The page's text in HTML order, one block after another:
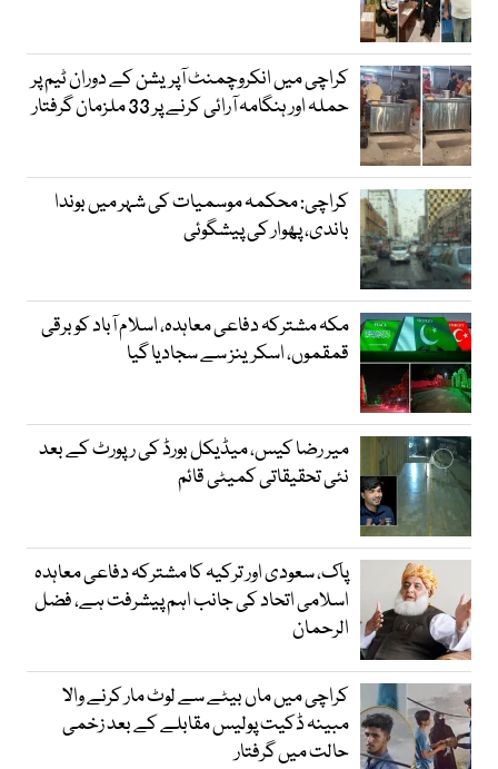
کراچی میں انکروچمنٹ آپریشن کے دوران ٹیم پر
حملہ اور ہنگامہ آرائی کرنے پر 33 ملزمان گرفتار
کراچی: محکمہ موسمیات کی شہر میں بوندا
باندی، پھوار کی پیشگوئی
مکہ مشترکہ دفاعی معاہدہ، اسلام آباد کو برقی
قمقموں، اسکرینز سے سجادیا گیا
میر رضا کیس، میڈیکل بورڈ کی رپورٹ کے بعد
نئی تحقیقاتی کمیٹی قائم
پاک، سعودی اور ترکیہ کا مشترکہ دفاعی معاہدہ
اسلامی اتحاد کی جانب اہم پیشرفت ہے، فضل
الرحمان
کراچی میں ماں بیٹے سے لوٹ مار کرنے والا
مبینہ ڈکیت پولیس مقابلے کے بعد زخمی
حالت میں گرفتار